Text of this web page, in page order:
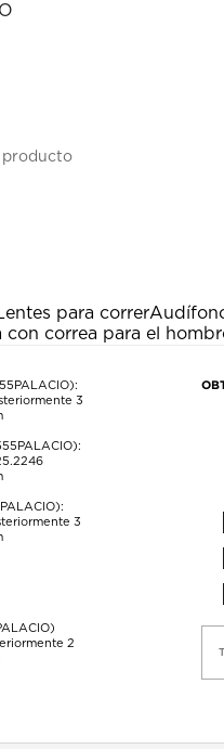
producto
para correr
con correa para el
3
3
2